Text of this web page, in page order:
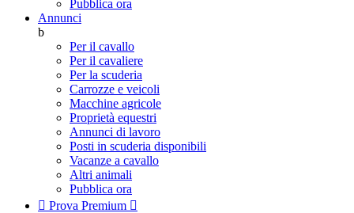
Pubblica ora
Annunci
b
Per il cavallo
Per il cavaliere
Per la scuderia
Carrozze e veicoli
Macchine agricole
Proprietà equestri
Annunci di lavoro
Posti in scuderia disponibili
Vacanze a cavallo
Altri animali
Pubblica ora
 Prova Premium 